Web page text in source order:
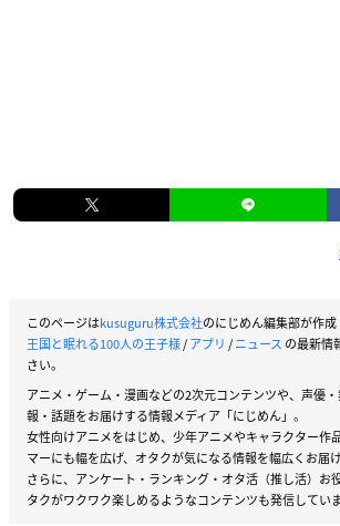
このページはkusuguru株式会社のにじめん編集部が作成
王国と眠れる100人の王子様/アプリ /ニュース の最新情
さい。
アニメ・ゲーム・漫画などの2次元コンテンツや、声優
報・話題をお届けする情報メディア「にじめん」。
女性向けアニメをはじめ、少年アニメやキャラクター作
マーにも幅を広げ、オタクが気になる情報を幅広くお届け
さらに、アンケート・ランキング・オタ活（推し活）お
タクがワクワク楽しめるようなコンテンツも発信していま